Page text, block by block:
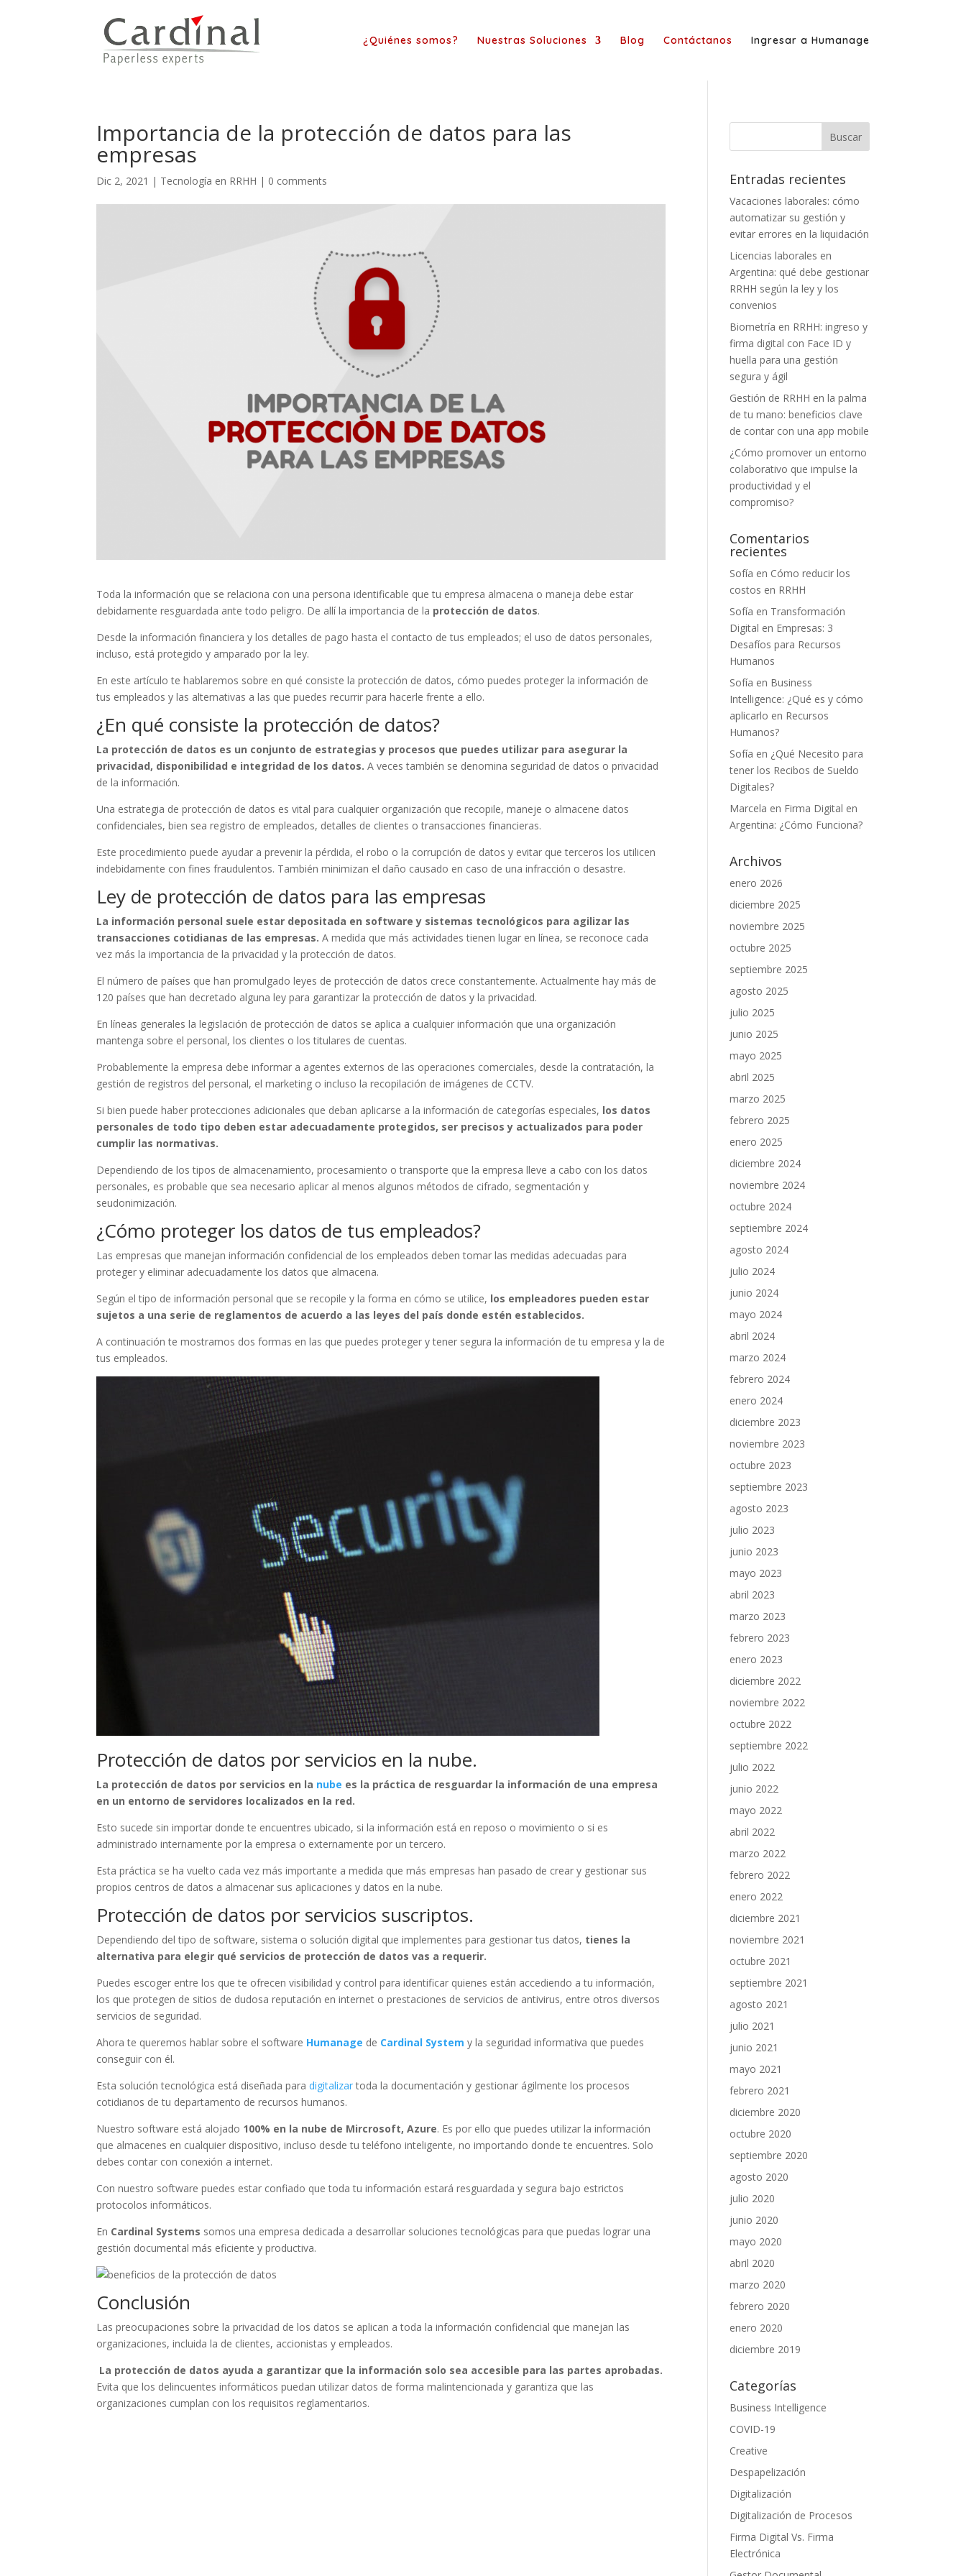
¿Quiénes somos? Nuestras Soluciones Blog Contáctanos Ingresar a Humanage
Importancia de la protección de datos para las
empresas
Dic 2, 2021 | Tecnología en RRHH | 0 comments
Toda la información que se relaciona con una persona identificable que tu empresa almacena o maneja debe estar
debidamente resguardada ante todo peligro. De allí la importancia de la protección de datos.
Desde la información financiera y los detalles de pago hasta el contacto de tus empleados; el uso de datos personales,
incluso, está protegido y amparado por la ley.
En este artículo te hablaremos sobre en qué consiste la protección de datos, cómo puedes proteger la información de
tus empleados y las alternativas a las que puedes recurrir para hacerle frente a ello.
¿En qué consiste la protección de datos?
La protección de datos es un conjunto de estrategias y procesos que puedes utilizar para asegurar la
privacidad, disponibilidad e integridad de los datos. A veces también se denomina seguridad de datos o privacidad
de la información.
Una estrategia de protección de datos es vital para cualquier organización que recopile, maneje o almacene datos
confidenciales, bien sea registro de empleados, detalles de clientes o transacciones financieras.
Este procedimiento puede ayudar a prevenir la pérdida, el robo o la corrupción de datos y evitar que terceros los utilicen
indebidamente con fines fraudulentos. También minimizan el daño causado en caso de una infracción o desastre.
Ley de protección de datos para las empresas
La información personal suele estar depositada en software y sistemas tecnológicos para agilizar las
transacciones cotidianas de las empresas. A medida que más actividades tienen lugar en línea, se reconoce cada
vez más la importancia de la privacidad y la protección de datos.
El número de países que han promulgado leyes de protección de datos crece constantemente. Actualmente hay más de
120 países que han decretado alguna ley para garantizar la protección de datos y la privacidad.
En líneas generales la legislación de protección de datos se aplica a cualquier información que una organización
mantenga sobre el personal, los clientes o los titulares de cuentas.
Probablemente la empresa debe informar a agentes externos de las operaciones comerciales, desde la contratación, la
gestión de registros del personal, el marketing o incluso la recopilación de imágenes de CCTV.
Si bien puede haber protecciones adicionales que deban aplicarse a la información de categorías especiales, los datos
personales de todo tipo deben estar adecuadamente protegidos, ser precisos y actualizados para poder
cumplir las normativas.
Dependiendo de los tipos de almacenamiento, procesamiento o transporte que la empresa lleve a cabo con los datos
personales, es probable que sea necesario aplicar al menos algunos métodos de cifrado, segmentación y
seudonimización.
¿Cómo proteger los datos de tus empleados?
Las empresas que manejan información confidencial de los empleados deben tomar las medidas adecuadas para
proteger y eliminar adecuadamente los datos que almacena.
Según el tipo de información personal que se recopile y la forma en cómo se utilice, los empleadores pueden estar
sujetos a una serie de reglamentos de acuerdo a las leyes del país donde estén establecidos.
A continuación te mostramos dos formas en las que puedes proteger y tener segura la información de tu empresa y la de
tus empleados.
Protección de datos por servicios en la nube.
La protección de datos por servicios en la nube es la práctica de resguardar la información de una empresa
en un entorno de servidores localizados en la red.
Esto sucede sin importar donde te encuentres ubicado, si la información está en reposo o movimiento o si es
administrado internamente por la empresa o externamente por un tercero.
Esta práctica se ha vuelto cada vez más importante a medida que más empresas han pasado de crear y gestionar sus
propios centros de datos a almacenar sus aplicaciones y datos en la nube.
Protección de datos por servicios suscriptos.
Dependiendo del tipo de software, sistema o solución digital que implementes para gestionar tus datos, tienes la
alternativa para elegir qué servicios de protección de datos vas a requerir.
Puedes escoger entre los que te ofrecen visibilidad y control para identificar quienes están accediendo a tu información,
los que protegen de sitios de dudosa reputación en internet o prestaciones de servicios de antivirus, entre otros diversos
servicios de seguridad.
Ahora te queremos hablar sobre el software Humanage de Cardinal System y la seguridad informativa que puedes
conseguir con él.
Esta solución tecnológica está diseñada paradigitalizartoda la documentación y gestionar ágilmente los procesos
cotidianos de tu departamento de recursos humanos.
Nuestro software está alojado 100% en la nube de Mircrosoft, Azure. Es por ello que puedes utilizar la información
que almacenes en cualquier dispositivo, incluso desde tu teléfono inteligente, no importando donde te encuentres. Solo
debes contar con conexión a internet.
Con nuestro software puedes estar confiado que toda tu información estará resguardada y segura bajo estrictos
protocolos informáticos.
En Cardinal Systems somos una empresa dedicada a desarrollar soluciones tecnológicas para que puedas lograr una
gestión documental más eficiente y productiva.
Conclusión
Las preocupaciones sobre la privacidad de los datos se aplican a toda la información confidencial que manejan las
organizaciones, incluida la de clientes, accionistas y empleados.
La protección de datos ayuda a garantizar que la información solo sea accesible para las partes aprobadas.
Evita que los delincuentes informáticos puedan utilizar datos de forma malintencionada y garantiza que las
organizaciones cumplan con los requisitos reglamentarios.
Entradas recientes
Vacaciones laborales: cómo
automatizar su gestión y
evitar errores en la liquidación
Licencias laborales en
Argentina: qué debe gestionar
RRHH según la ley y los
convenios
Biometría en RRHH: ingreso y
firma digital con Face ID y
huella para una gestión
segura y ágil
Gestión de RRHH en la palma
de tu mano: beneficios clave
de contar con una app mobile
¿Cómo promover un entorno
colaborativo que impulse la
productividad y el
compromiso?
Comentarios
recientes
Sofía en Cómo reducir los
costos en RRHH
Sofía en Transformación
Digital en Empresas: 3
Desafíos para Recursos
Humanos
Sofía en Business
Intelligence: ¿Qué es y cómo
aplicarlo en Recursos
Humanos?
Sofía en ¿Qué Necesito para
tener los Recibos de Sueldo
Digitales?
Marcela en Firma Digital en
Argentina: ¿Cómo Funciona?
Archivos
enero 2026
diciembre 2025
noviembre 2025
octubre 2025
septiembre 2025
agosto 2025
julio 2025
junio 2025
mayo 2025
abril 2025
marzo 2025
febrero 2025
enero 2025
diciembre 2024
noviembre 2024
octubre 2024
septiembre 2024
agosto 2024
julio 2024
junio 2024
mayo 2024
abril 2024
marzo 2024
febrero 2024
enero 2024
diciembre 2023
noviembre 2023
octubre 2023
septiembre 2023
agosto 2023
julio 2023
junio 2023
mayo 2023
abril 2023
marzo 2023
febrero 2023
enero 2023
diciembre 2022
noviembre 2022
octubre 2022
septiembre 2022
julio 2022
junio 2022
mayo 2022
abril 2022
marzo 2022
febrero 2022
enero 2022
diciembre 2021
noviembre 2021
octubre 2021
septiembre 2021
agosto 2021
julio 2021
junio 2021
mayo 2021
febrero 2021
diciembre 2020
octubre 2020
septiembre 2020
agosto 2020
julio 2020
junio 2020
mayo 2020
abril 2020
marzo 2020
febrero 2020
enero 2020
diciembre 2019
Categorías
Business Intelligence
COVID-19
Creative
Despapelización
Digitalización
Digitalización de Procesos
Firma Digital Vs. Firma
Electrónica